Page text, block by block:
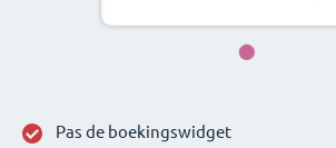
Pas de boekingswidget